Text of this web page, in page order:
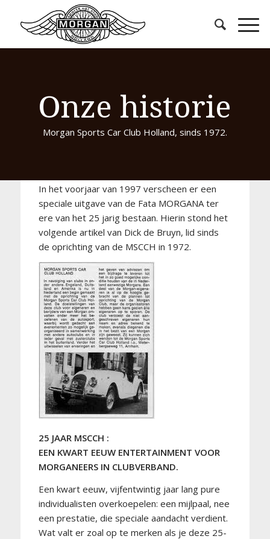
Onze historie
Morgan Sports Car Club Holland, sinds 1972.
In het voorjaar van 1997 verscheen er een
speciale uitgave van de Fata MORGANA ter
ere van het 25 jarig bestaan. Hierin stond het
volgende artikel van Dick de Bruyn, lid sinds
de oprichting van de MSCCH in 1972.
25 JAAR MSCCH :
EEN KWART EEUW ENTERTAINMENT VOOR
MORGANEERS IN CLUBVERBAND.
Een kwart eeuw, vijfentwintig jaar lang pure
individualisten overkoepelen: een mijlpaal, nee
een prestatie, die speciale aandacht verdient.
Wat valt er zoal op te merken als je deze 25-